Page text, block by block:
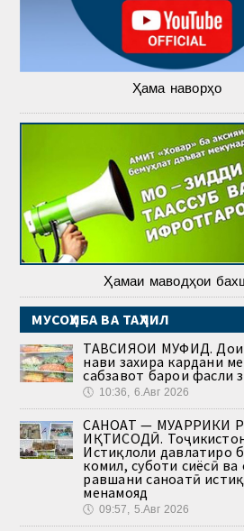
Ҳама наворҳо
Ҳамаи маводҳои
МУСОҲИБА ВА ТАҲЛИЛ
ТАВСИЯҲОИ МУФИД.
нави захира кардани
сабзавот барои фасли
🕔 10:36, 6.Авг 2026
САНОАТ — МУҲАРРИКИ
ИҚТИСОДӢ.
Истиқлоли давлатиро
комил, суботи сиёсӣ ва
равшани саноатӣ
менамояд
🕔 09:57, 5.Авг 2026